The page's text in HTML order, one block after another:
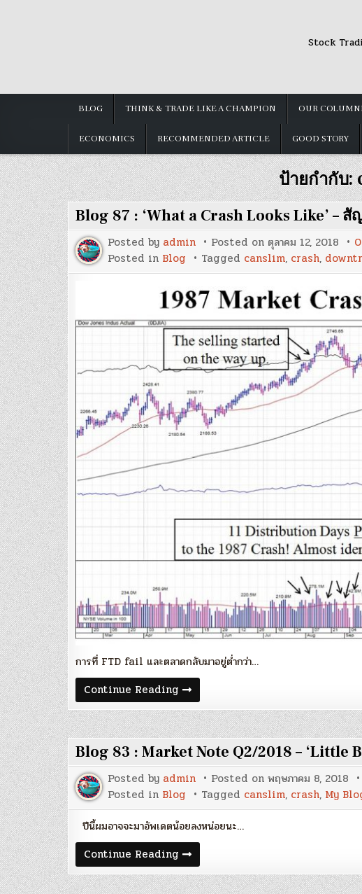
Stock
BLOG THINK & TRADE LIKE A CHAMPION OUR
ECONOMICS RECOMMENDED ARTICLE GOOD STORY
ป้ายกำกับ:
Blog 87 : ‘What a Crash Looks Like’ –
Posted by admin Posted on ตุลาคม 12, 2018
Posted in Blog Tagged canslim, crash,
การที่ FTD fail และตลาดกลับมาอยู่ต่ำกว่า…
Continue Reading Blog
87
:
‘What
a
Crash
Looks
Like’
–
สัญญาณ
เตือน
จาก
ตลาด!
Blog 83 : Market Note Q2/2018 – ‘Little
Posted by admin Posted on พฤษภาคม 8, 2018
Posted in Blog Tagged canslim, crash, My
ปีนี้ผมอาจจะมาอัพเดตน้อยลงหน่อยนะ…
Continue Reading Blog
83
:
Market